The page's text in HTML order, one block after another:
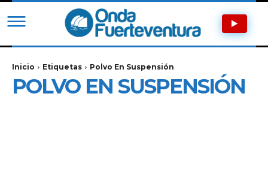
Inicio Etiquetas Polvo En Suspensión
POLVO EN SUSPENSIÓN